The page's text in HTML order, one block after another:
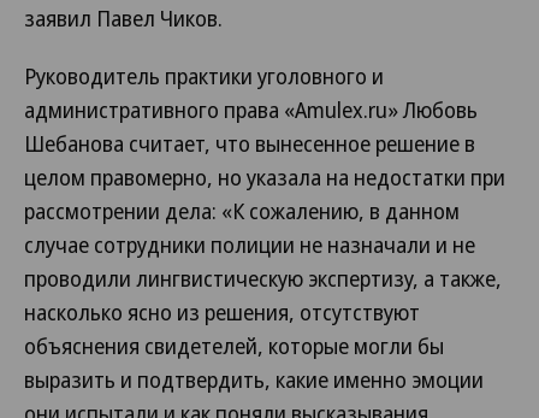
заявил Павел Чиков.
Руководитель практики уголовного и
административного права «Amulex.ru» Любовь
Шебанова считает, что вынесенное решение в
целом правомерно, но указала на недостатки при
рассмотрении дела: «К сожалению, в данном
случае сотрудники полиции не назначали и не
проводили лингвистическую экспертизу, а также,
насколько ясно из решения, отсутствуют
объяснения свидетелей, которые могли бы
выразить и подтвердить, какие именно эмоции